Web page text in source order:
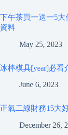
下午茶買一送一5
資料
May 25, 2023
冰棒模具[year]必
June 6, 2023
正氣二線財務15大
December 26,